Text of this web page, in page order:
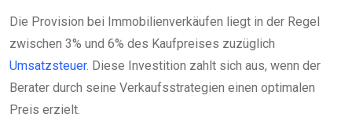
Die Provision bei Immobilienverkäufen liegt in der Regel
zwischen 3% und 6% des Kaufpreises zuzüglich
Umsatzsteuer. Diese Investition zahlt sich aus, wenn der
Berater durch seine Verkaufsstrategien einen optimalen
Preis erzielt.